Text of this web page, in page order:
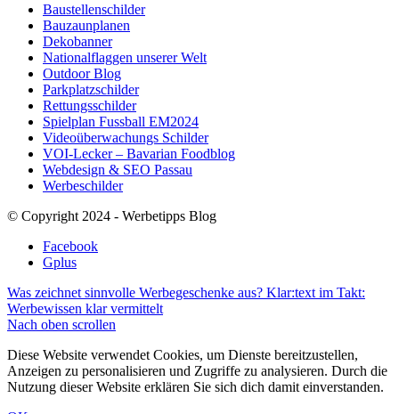
Baustellenschilder
Bauzaunplanen
Dekobanner
Nationalflaggen unserer Welt
Outdoor Blog
Parkplatzschilder
Rettungsschilder
Spielplan Fussball EM2024
Videoüberwachungs Schilder
VOI-Lecker – Bavarian Foodblog
Webdesign & SEO Passau
Werbeschilder
© Copyright 2024 - Werbetipps Blog
Facebook
Gplus
Was zeichnet sinnvolle Werbegeschenke aus? Klar:text im Takt:
Werbewissen klar vermittelt
Nach oben scrollen
Diese Website verwendet Cookies, um Dienste bereitzustellen,
Anzeigen zu personalisieren und Zugriffe zu analysieren. Durch die
Nutzung dieser Website erklären Sie sich dich damit einverstanden.